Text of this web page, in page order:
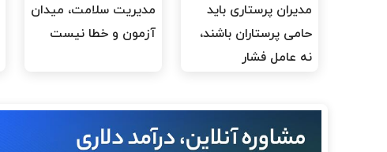
مدیران پرستاری باید
حامی پرستاران باشند،
نه عامل فشار
مدیریت سلامت، میدان
آزمون و خطا نیست